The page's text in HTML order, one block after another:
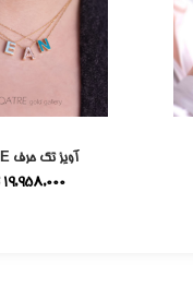
آویز تک حرف E میناکاری
19,958,000